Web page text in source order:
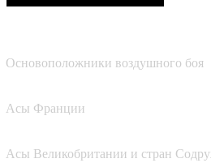
Основоположники воздушного боя
Асы Франции
Асы Великобритании и стран